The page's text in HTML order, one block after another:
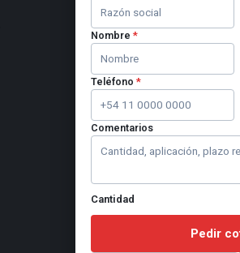
Nombre *
Teléfono *
Comentarios
Cantidad
Pedir